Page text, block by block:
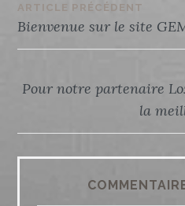
Navigation
de
l’article
ARTICLE PRÉCÉDENT
Bienvenue sur le site
Pour notre partenaire
la